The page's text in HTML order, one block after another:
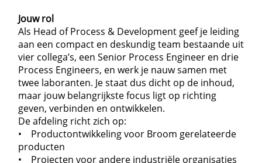
Jouw rol
Als Head of Process & Development geef je leiding
aan een compact en deskundig team bestaande uit
vier collega’s, een Senior Process Engineer en drie
Process Engineers, en werk je nauw samen met
twee laboranten. Je staat dus dicht op de inhoud,
maar jouw belangrijkste focus ligt op richting
geven, verbinden en ontwikkelen.
De afdeling richt zich op:
• Productontwikkeling voor Broom gerelateerde
producten
• Projecten voor andere industriële organisaties